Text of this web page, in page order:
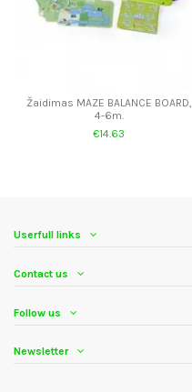
Žaidimas MAZE BALANCE BOARD,
4-6m.
€14.63
Userfull links
Contact us
Follow us
Newsletter